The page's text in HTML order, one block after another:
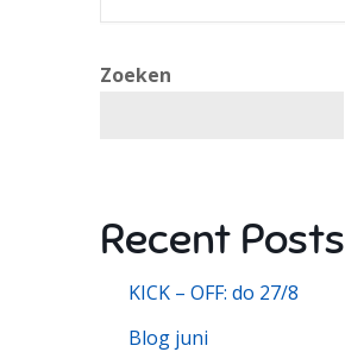
Zoeken
Recent Posts
KICK – OFF: do 27/8
Blog juni